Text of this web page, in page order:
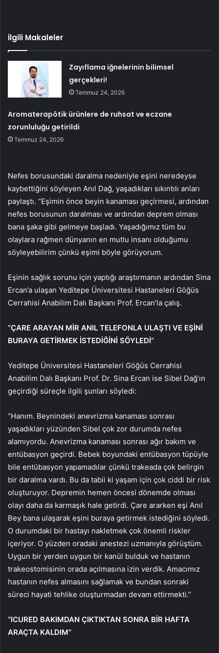
İlgili Makaleler
Zayıflama iğnelerinin bilimsel
gerçekleri!
Temmuz 24, 2026
Aromaterapötik ürünlere de ruhsat ve eczane
zorunluluğu getirildi
Temmuz 24, 2026
Nefes borusundaki daralma nedeniyle eşini neredeyse
kaybettiğini söyleyen Anıl Dağ, yaşadıkları sıkıntılı anları
paylaştı. “Eşimin önce beyin kanaması geçirmesi, ardından
nefes borusunun daralması ve ardından deprem olması
bana şaka gibi gelmeye başladı. Yaşadığımız tüm bu
olaylara rağmen dünyanın en mutlu insanı olduğumu
söyleyebilirim çünkü eşimi böyle görüyorum.
Eşinin sağlık sorunu için yaptığı araştırmanın ardından Sina
Ercan’a ulaşan Yeditepe Üniversitesi Hastaneleri Göğüs
Cerrahisi Anabilim Dalı Başkanı Prof. Ercan’la çalış.
“ÇARE ARAYAN MİR ANIL TELEFONLA ULAŞTI VE EŞİNİ
BURAYA GETİRMEK İSTEDİĞİNİ SÖYLEDİ”
Yeditepe Üniversitesi Hastaneleri Göğüs Cerrahisi
Anabilim Dalı Başkanı Prof. Dr. Sina Ercan ise Sibel Dağ’ın
geçirdiği süreçle ilgili şunları söyledi:
“Hanım. Beynindeki anevrizma kanaması sonrası
yaşadıkları yüzünden Sibel çok zor durumda nefes
alamıyordu. Anevrizma kanaması sonrası ağır bakım ve
entübasyon geçirdi. Bebek boyundaki entübasyon tüpüyle
bile entübasyon yapamadılar çünkü trakeada çok belirgin
bir daralma vardı. Bu da tabii ki yaşam için çok ciddi bir risk
oluşturuyor. Depremin hemen öncesi dönemde olması
olayı daha da karmaşık hale getirdi. Çare ararken eşi Anıl
Bey bana ulaşarak eşini buraya getirmek istediğini söyledi.
O durumdaki bir hastayı nakletmek çok önemli riskler
içeriyor. O yüzden oradaki anestezi uzmanıyla görüştüm.
Uygun bir yerden uygun bir kanül bulduk ve hastanın
trakeostomisinin orada açılmasına izin verdik. Amacımız
hastanın nefes almasını sağlamak ve bundan sonraki
süreci hayati tehlike oluşturmadan devam ettirmekti.”
“ICURED BAKIMDAN ÇIKTIKTAN SONRA BİR HAFTA
ARAÇTA KALDIM”